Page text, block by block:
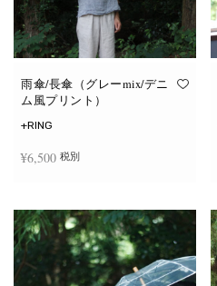
雨傘/長傘（グレーmix/デニ
ム風プリント）
+RING
¥6,500 税別